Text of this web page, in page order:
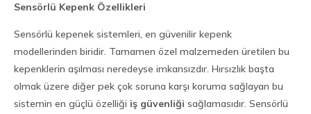
Sensörlü Kepenk Özellikleri
Sensörlü kepenek sistemleri, en güvenilir kepenk
modellerinden biridir. Tamamen özel malzemeden üretilen bu
kepenklerin aşılması neredeyse imkansızdır. Hırsızlık başta
olmak üzere diğer pek çok soruna karşı koruma sağlayan bu
sistemin en güçlü özelliği iş güvenliği sağlamasıdır. Sensörlü